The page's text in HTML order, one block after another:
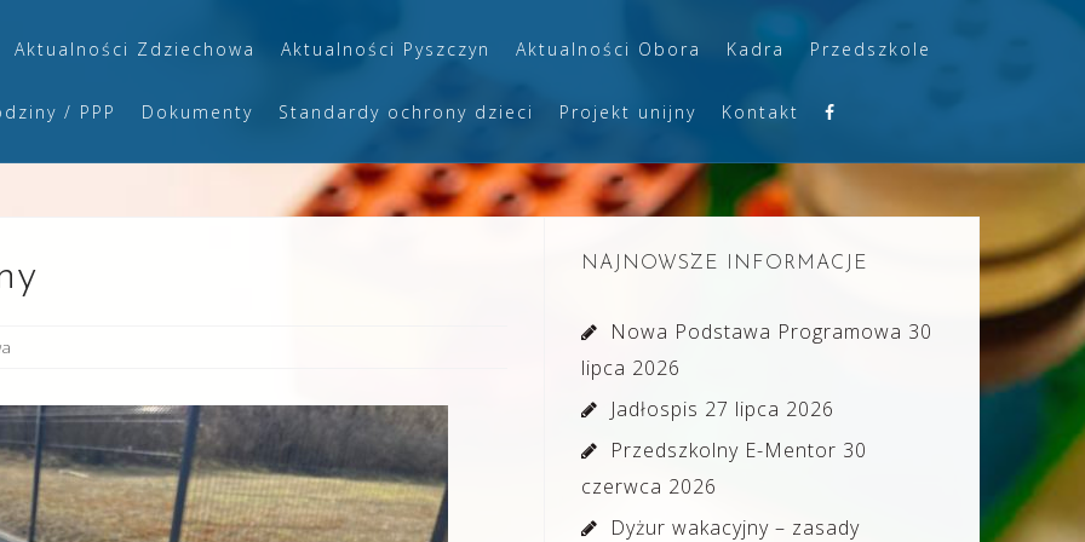
Aktualności Zdziechowa Aktualności Pyszczyn Aktualności Obora Kadra Przedszkole
/ PPP Dokumenty Standardy ochrony dzieci Projekt unijny Kontakt
NAJNOWSZE INFORMACJE
Nowa Podstawa Programowa 30
lipca 2026
Jadłospis 27 lipca 2026
Przedszkolny E-Mentor 30
czerwca 2026
Dyżur wakacyjny – zasady